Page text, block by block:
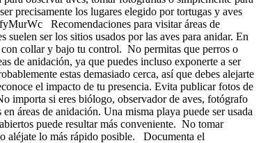
precisamente los lugares elegido por tortugas y aves
Recomendaciones para visitar áreas de
ser los sitios usados por las aves para anidar. En
collar y bajo tu control. No permitas que perros o
de anidación, ya que puedes incluso exponerte a ser
estas demasiado cerca, así que debes alejarte
el impacto de tu presencia. Evita publicar fotos de
importa si eres biólogo, observador de aves, fotógrafo
áreas de anidación. Una misma playa puede ser usada
puede resultar más conveniente. No tomar
aléjate lo más rápido posible. Documenta el